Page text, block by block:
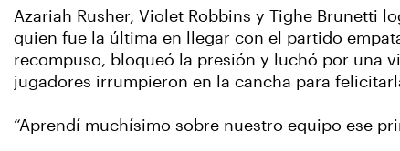
Azariah Rusher, Violet Robbins y Tighe Brunetti
quien fue la última en llegar con el partido
recompuso, bloqueó la presión y luchó por una
jugadores irrumpieron en la cancha para
“Aprendí muchísimo sobre nuestro equipo ese